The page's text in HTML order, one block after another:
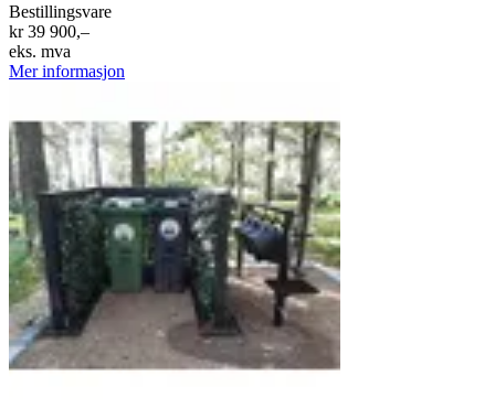
Bestillingsvare
kr 39 900,–
eks. mva
Mer informasjon